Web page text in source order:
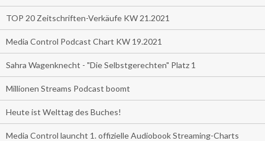
TOP 20 Zeitschriften-Verkäufe KW 21.2021
Media Control Podcast Chart KW 19.2021
Sahra Wagenknecht - "Die Selbstgerechten" Platz 1
Millionen Streams Podcast boomt
Heute ist Welttag des Buches!
Media Control launcht 1. offizielle Audiobook Streaming-Charts